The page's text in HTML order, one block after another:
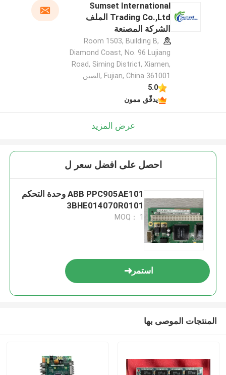
Sumset International
Trading Co.,Ltd الملف
الشركة المصنعة
Room 1503, Building B,
Diamond Coast, No. 96 Lujiang
Road, Siming District, Xiamen,
Fujian, China 361001 ,الصين
5.0
يدقّق ممون
عرض المزيد
احصل على افضل سعر ل
ABB PPC905AE101 وحدة التحكم
3BHE014070R0101
MOQ： 1
استمر
المنتجات الموصى بها